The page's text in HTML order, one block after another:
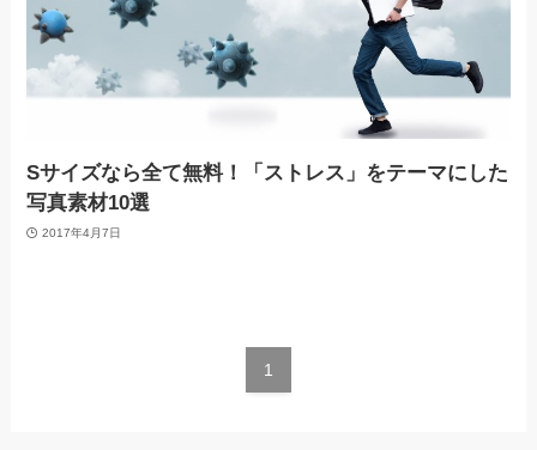
Sサイズなら全て無料！「ストレス」をテーマにした
写真素材10選
2017年4月7日
1